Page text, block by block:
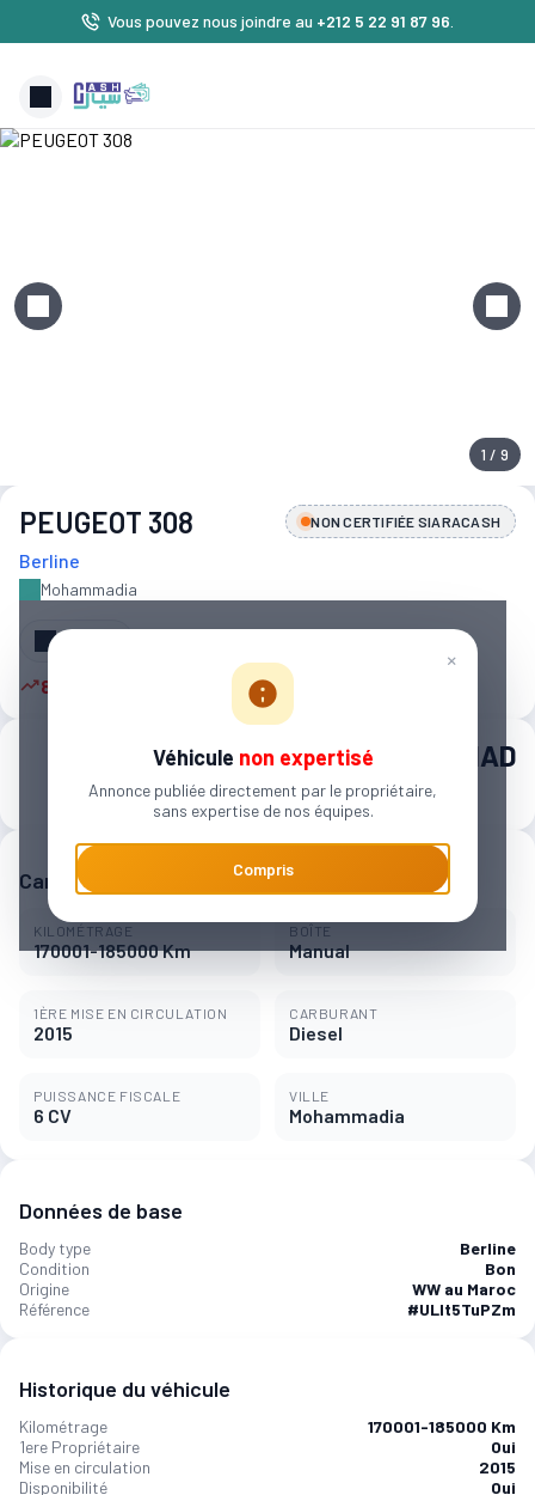
Vous pouvez nous joindre au +212 5 22 91 87 96
1 / 9
PEUGEOT 308 NON CERTIFIÉE SIARACASH
Berline
Mohammadia
×
Véhicule non expertisé
Annonce publiée directement par le propriétaire,
sans expertise de nos équipes.
Compris
Partager
8 autres personnes sont intéressées
116 000 MAD
1 834 MAD / mois
Caractéristiques principales
KILOMÉTRAGE
170001-185000 Km
BOÎTE
Manual
1ÈRE MISE EN CIRCULATION
2015
CARBURANT
Diesel
PUISSANCE FISCALE
6 CV
VILLE
Mohammadia
Données de base
Body type
Berline
Condition
Bon
Origine
WW au Maroc
Référence
#ULIt5TuPZm
Historique du véhicule
Kilométrage
170001-185000 Km
1ere Propriétaire
Oui
Mise en circulation
2015
Disponibilité
Oui